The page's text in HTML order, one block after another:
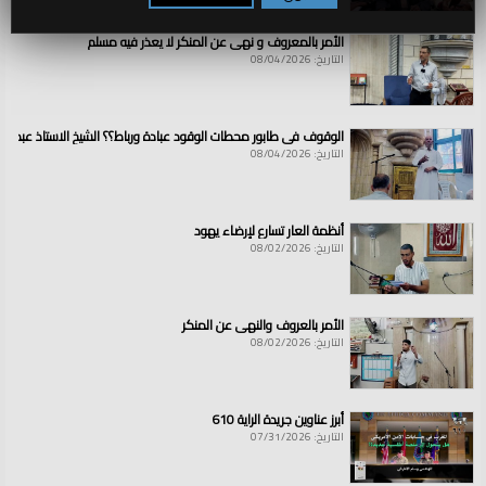
الأمر بالمعروف و نهي عن المنكر لا يعذر فيه مسلم
التاريخ: 08/04/2026
الوقوف في طابور محطات الوقود عبادة ورباط؟؟ الشيخ الاستاذ عبد
التاريخ: 08/04/2026
أنظمة العار تسارع لإرضاء يهود
التاريخ: 08/02/2026
الأمر بالعروف والنهي عن المنكر
التاريخ: 08/02/2026
أبرز عناوين جريدة الراية 610
التاريخ: 07/31/2026